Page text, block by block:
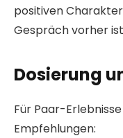
positiven
Gespräch vorher
Dosierung
Für Paar-
Empfehlungen: